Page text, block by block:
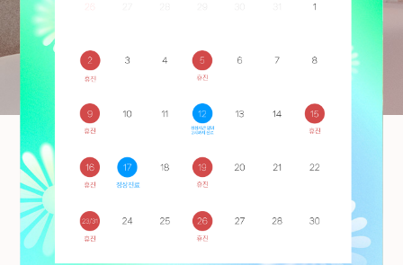
03
The Signature of Bomvit Clinic
봄빛의원의 시그니처 시술